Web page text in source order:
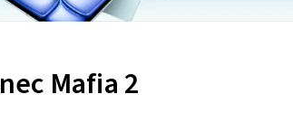
Mafia 2